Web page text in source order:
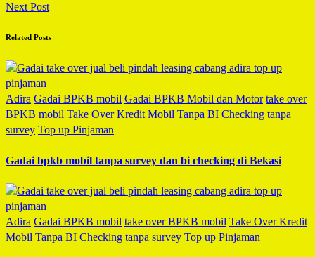
Next Post
Related Posts
Adira Gadai BPKB mobil Gadai BPKB Mobil dan Motor take over
BPKB mobil Take Over Kredit Mobil Tanpa BI Checking tanpa
survey Top up Pinjaman
Gadai bpkb mobil tanpa survey dan bi checking di Bekasi
Adira Gadai BPKB mobil take over BPKB mobil Take Over Kredit
Mobil Tanpa BI Checking tanpa survey Top up Pinjaman